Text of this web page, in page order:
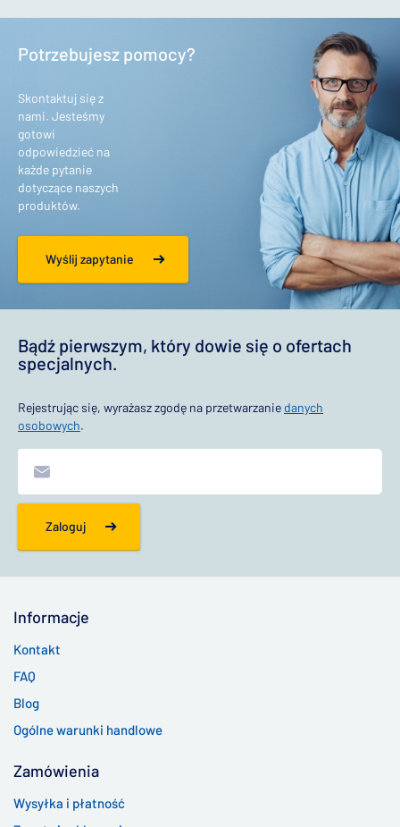
Potrzebujesz pomocy?
Skontaktuj się z
nami. Jesteśmy
gotowi
odpowiedzieć na
każde pytanie
dotyczące naszych
produktów.
Wyślij zapytanie
Bądź pierwszym, który dowie się o ofertach
specjalnych.
Rejestrując się, wyrażasz zgodę na przetwarzanie danych
osobowych.
Zaloguj
Informacje
Kontakt
FAQ
Blog
Ogólne warunki handlowe
Zamówienia
Wysyłka i płatność